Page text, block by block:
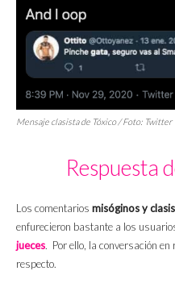
Mensaje clasista de Tóxico / Foto: Twitter
Respuesta
Los comentarios misóginos y
enfurecieron bastante a los
jueces. Por ello, la conversación
respecto.